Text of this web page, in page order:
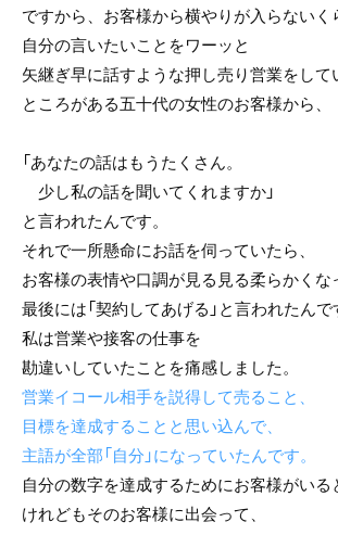
ですから、お客様から横やりが入らないく
自分の言いたいことをワーッと
矢継ぎ早に話すような押し売り営業をしてい
ところがある五十代の女性のお客様から、
「あなたの話はもうたくさん。
少し私の話を聞いてくれますか」
と言われたんです。
それで一所懸命にお話を伺っていたら、
お客様の表情や口調が見る見る柔らかくな
最後には「契約してあげる」と言われたんで
私は営業や接客の仕事を
勘違いしていたことを痛感しました。
営業イコール相手を説得して売ること、
目標を達成することと思い込んで、
主語が全部「自分」になっていたんです。
自分の数字を達成するためにお客様がいる
けれどもそのお客様に出会って、